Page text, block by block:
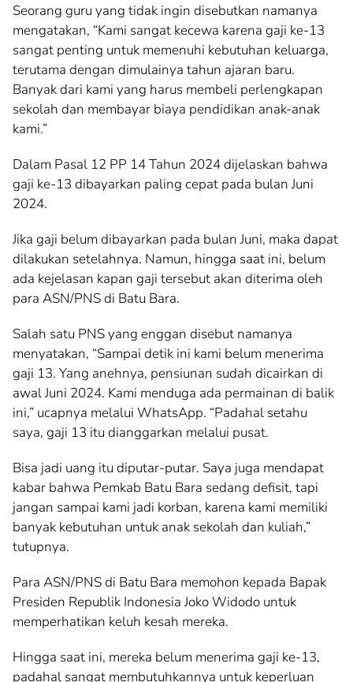
Seorang guru yang tidak ingin disebutkan namanya
mengatakan, “Kami sangat kecewa karena gaji ke-13
sangat penting untuk memenuhi kebutuhan keluarga,
terutama dengan dimulainya tahun ajaran baru.
Banyak dari kami yang harus membeli perlengkapan
sekolah dan membayar biaya pendidikan anak-anak
kami.”
Dalam Pasal 12 PP 14 Tahun 2024 dijelaskan bahwa
gaji ke-13 dibayarkan paling cepat pada bulan Juni
2024.
Jika gaji belum dibayarkan pada bulan Juni, maka dapat
dilakukan setelahnya. Namun, hingga saat ini, belum
ada kejelasan kapan gaji tersebut akan diterima oleh
para ASN/PNS di Batu Bara.
Salah satu PNS yang enggan disebut namanya
menyatakan, “Sampai detik ini kami belum menerima
gaji 13. Yang anehnya, pensiunan sudah dicairkan di
awal Juni 2024. Kami menduga ada permainan di balik
ini,” ucapnya melalui WhatsApp. “Padahal setahu
saya, gaji 13 itu dianggarkan melalui pusat.
Bisa jadi uang itu diputar-putar. Saya juga mendapat
kabar bahwa Pemkab Batu Bara sedang defisit, tapi
jangan sampai kami jadi korban, karena kami memiliki
banyak kebutuhan untuk anak sekolah dan kuliah,”
tutupnya.
Para ASN/PNS di Batu Bara memohon kepada Bapak
Presiden Republik Indonesia Joko Widodo untuk
memperhatikan keluh kesah mereka.
Hingga saat ini, mereka belum menerima gaji ke-13,
padahal sangat membutuhkannya untuk keperluan